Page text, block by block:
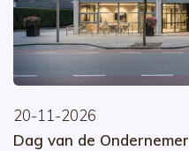
20-11-2026
Dag van de Ondernemer